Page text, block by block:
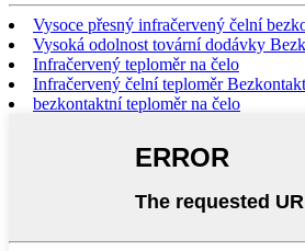
Vysoce přesný infračervený čelní
Vysoká odolnost tovární dodávky
Infračervený teploměr na čelo
Infračervený čelní teploměr
bezkontaktní teploměr na čelo